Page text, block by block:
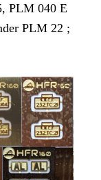
PLM 040 E
PLM 22 ;